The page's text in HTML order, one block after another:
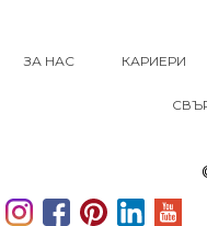
ЗА НАС КАРИЕРИ